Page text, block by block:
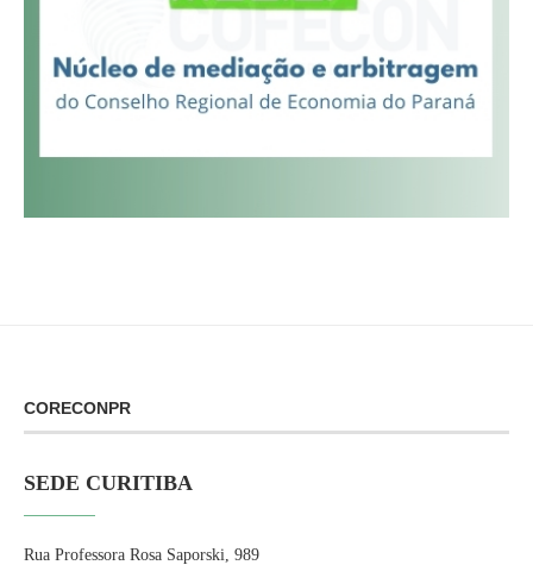
CORECONPR
SEDE CURITIBA
Rua Professora Rosa Saporski, 989